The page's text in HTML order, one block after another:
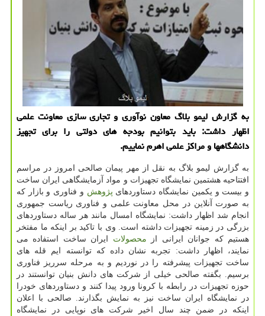
به گزارش لیمو بلاگ معاون نوآوری و تجاری سازی معاونت علمی
اظهار داشت: باید بتوانیم بودجه های دولتی را برای تجهیز
دانشگاهها و مراکز علمی اهرم نماییم.
به گزارش لیمو بلاگ به نقل از مهر پیمان صالحی امروز در مراسم
افتتاحیه هشتمین نمایشگاه تجهیزات و مواد آزمایشگاهی ایران ساخت
و بیست و یکمین نمایشگاه دستاوردهای پژوهش و فناوری و بازار که
به صورت آنلاین در محل معاونت علمی و فناوری ریاست جمهوری
انجام شد اظهار داشت: نمایشگاه امسال مانند هر ساله دستاوردهای
بزرگی در زمینه تجهیزات داشته است. وی با تاکید بر اینکه ما مفتخر
هستیم که جوانان ایرانی از محصولات ایران ساخت استفاده می
نمایند، اظهار داشت: تجربه نشان داده که توانسته ایم قله های
ساخت تجهیزات پیشرفته را در نوردیم و به مرحله سرریز فناوری
برسیم. بگفته صالحی خیلی از شرکت های دانش بنیان توانستند در
حوزه تجهیزات در رابطه با کرونا ورود پیدا کنند و دستاوردهای خودرا
در نمایشگاه ایران ساخت نیز به نمایش بگذارند. صالحی با اعلان
اینکه در ضمن چند سال اخیر شرکت های نوپایی در نمایشگاه